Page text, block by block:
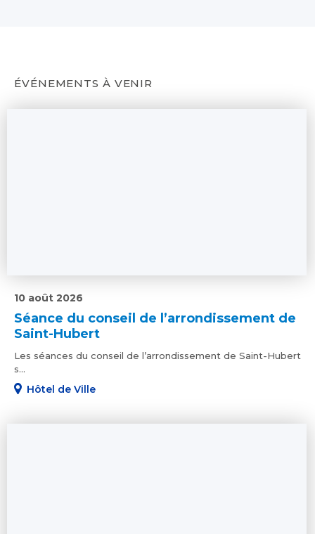
ÉVÉNEMENTS À VENIR
Séance du conseil de l’arrondissement de
Saint-Hubert
10 août 2026
Les séances du conseil de l’arrondissement de Saint-Hubert
s...
Hôtel de Ville